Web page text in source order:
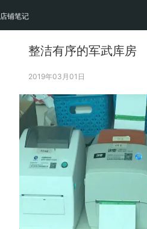
店铺笔记
整洁有序的军武库房
2019年03月01日